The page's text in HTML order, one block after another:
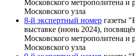
Московского метрополитена и
Московского узла
8-й экспертный номер газеты
выставке (июнь 2024),
Московского метрополитена и
Московского узла